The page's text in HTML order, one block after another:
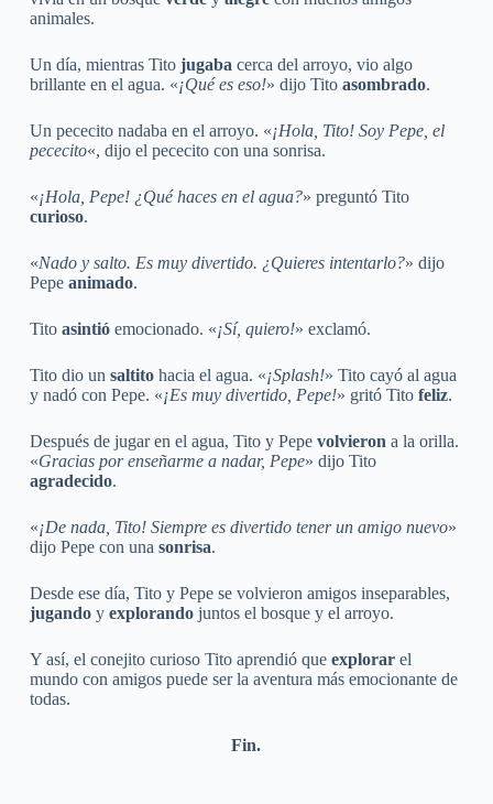
animales.
Un día, mientras Tito jugaba cerca del arroyo, vio algo
brillante en el agua. «¡Qué es eso!» dijo Tito asombrado.
Un pececito nadaba en el arroyo. «¡Hola, Tito! Soy Pepe, el
pececito«, dijo el pececito con una sonrisa.
«¡Hola, Pepe! ¿Qué haces en el agua?» preguntó Tito
curioso.
«Nado y salto. Es muy divertido. ¿Quieres intentarlo?» dijo
Pepe animado.
Tito asintióemocionado. «¡Sí, quiero!» exclamó.
Tito dio un saltitohacia el agua. «¡Splash!» Tito cayó al agua
y nadó con Pepe. «¡Es muy divertido, Pepe!» gritó Tito feliz.
Después de jugar en el agua, Tito y Pepe volvieron a la orilla.
«Gracias por enseñarme a nadar, Pepe» dijo Tito
agradecido.
«¡De nada, Tito! Siempre es divertido tener un amigo nuevo»
dijo Pepe con una sonrisa.
Desde ese día, Tito y Pepe se volvieron amigos inseparables,
jugandoy explorandojuntos el bosque y el arroyo.
Y así, el conejito curioso Tito aprendió que explorarel
mundo con amigos puede ser la aventura más emocionante de
todas.
Fin.